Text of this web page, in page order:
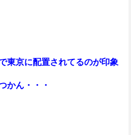
東京に配置されてるのが印象
かん・・・